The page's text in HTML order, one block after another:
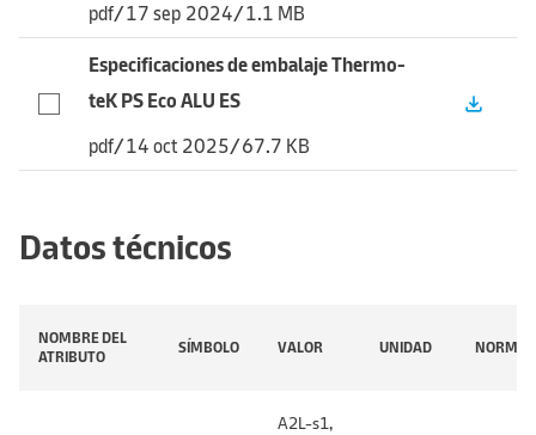
pdf/17 sep 2024/1.1 MB
Especificaciones de embalaje Thermo-
teK PS Eco ALU ES
pdf/14 oct 2025/67.7 KB
file_download
Datos técnicos
NOMBRE DEL
ATRIBUTO
SÍMBOLO VALOR UNIDAD NORMA
A2L-s1,